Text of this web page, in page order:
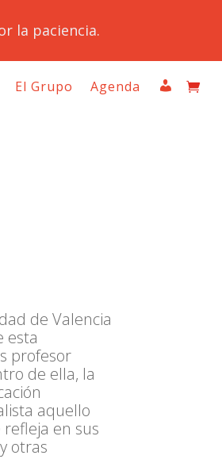
la paciencia.
El Grupo Agenda
de Valencia
esta
profesor
de ella, la
aquello
en sus
otras